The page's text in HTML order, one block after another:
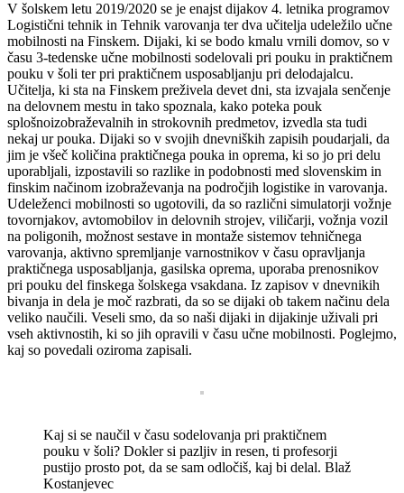
V šolskem letu 2019/2020 se je enajst dijakov 4. letnika programov
Logistični tehnik in Tehnik varovanja ter dva učitelja udeležilo učne
mobilnosti na Finskem. Dijaki, ki se bodo kmalu vrnili domov, so v
času 3-tedenske učne mobilnosti sodelovali pri pouku in praktičnem
pouku v šoli ter pri praktičnem usposabljanju pri delodajalcu.
Učitelja, ki sta na Finskem preživela devet dni, sta izvajala senčenje
na delovnem mestu in tako spoznala, kako poteka pouk
splošnoizobraževalnih in strokovnih predmetov, izvedla sta tudi
nekaj ur pouka. Dijaki so v svojih dnevniških zapisih poudarjali, da
jim je všeč količina praktičnega pouka in oprema, ki so jo pri delu
uporabljali, izpostavili so razlike in podobnosti med slovenskim in
finskim načinom izobraževanja na področjih logistike in varovanja.
Udeleženci mobilnosti so ugotovili, da so različni simulatorji vožnje
tovornjakov, avtomobilov in delovnih strojev, viličarji, vožnja vozil
na poligonih, možnost sestave in montaže sistemov tehničnega
varovanja, aktivno spremljanje varnostnikov v času opravljanja
praktičnega usposabljanja, gasilska oprema, uporaba prenosnikov
pri pouku del finskega šolskega vsakdana. Iz zapisov v dnevnikih
bivanja in dela je moč razbrati, da so se dijaki ob takem načinu dela
veliko naučili. Veseli smo, da so naši dijaki in dijakinje uživali pri
vseh aktivnostih, ki so jih opravili v času učne mobilnosti. Poglejmo,
kaj so povedali oziroma zapisali.
Kaj si se naučil v času sodelovanja pri praktičnem
pouku v šoli? Dokler si pazljiv in resen, ti profesorji
pustijo prosto pot, da se sam odločiš, kaj bi delal. Blaž
Kostanjevec